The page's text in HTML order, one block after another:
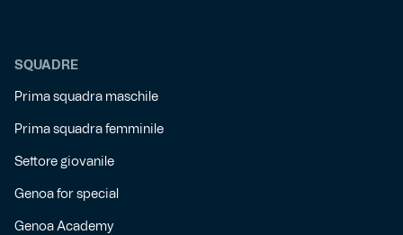
SQUADRE
Prima squadra maschile
Prima squadra femminile
Settore giovanile
Genoa for special
Genoa Academy